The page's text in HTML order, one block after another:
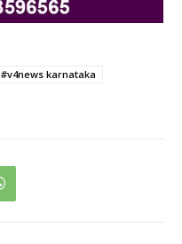
#v4news karnataka